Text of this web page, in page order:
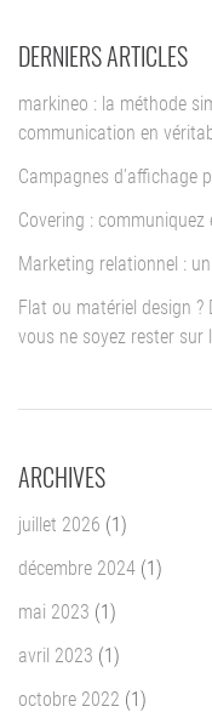
DERNIERS ARTICLES
markineo : la méthode
communication en
Campagnes d’affichage
Covering : communiquez
Marketing relationnel :
Flat ou matériel design ?
vous ne soyez rester sur
ARCHIVES
juillet 2026 (1)
décembre 2024 (1)
mai 2023 (1)
avril 2023 (1)
octobre 2022 (1)